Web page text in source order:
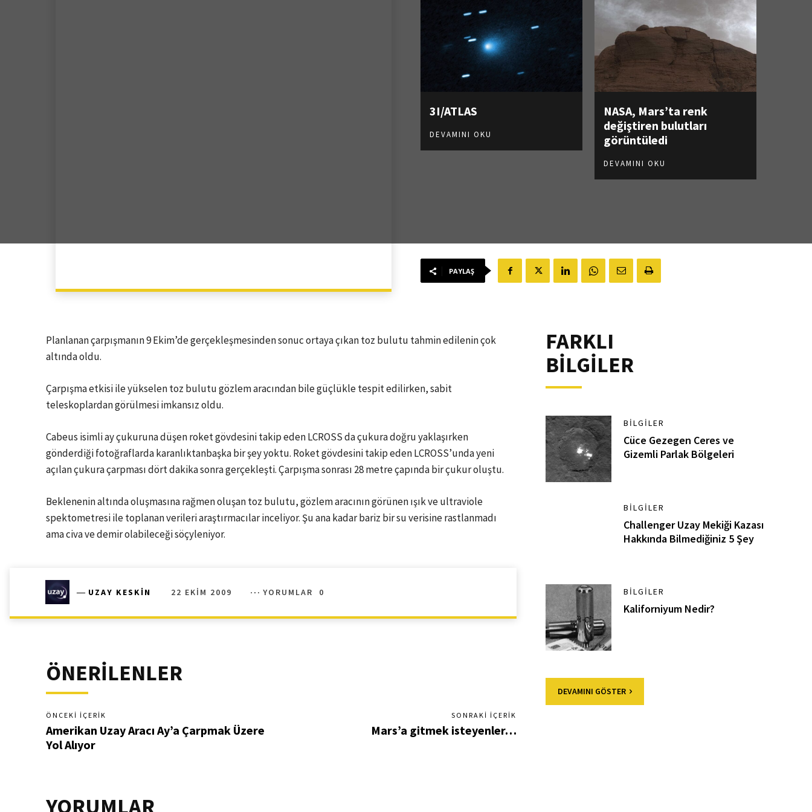
3I/ATLAS
DEVAMINI OKU
NASA, Mars’ta renk
değiştiren bulutları
görüntüledi
DEVAMINI OKU
PAYLAŞ
Planlanan çarpışmanın 9 Ekim’de gerçekleşmesinden sonuc ortaya çıkan toz bulutu tahmin edilenin çok
altında oldu.
Çarpışma etkisi ile yükselen toz bulutu gözlem aracından bile güçlükle tespit edilirken, sabit
teleskoplardan görülmesi imkansız oldu.
Cabeus isimli ay çukuruna düşen roket gövdesini takip eden LCROSS da çukura doğru yaklaşırken
gönderdiği fotoğraflarda karanlıktanbaşka bir şey yoktu. Roket gövdesini takip eden LCROSS’unda yeni
açılan çukura çarpması dört dakika sonra gerçekleşti. Çarpışma sonrası 28 metre çapında bir çukur oluştu.
Beklenenin altında oluşmasına rağmen oluşan toz bulutu, gözlem aracının görünen ışık ve ultraviole
spektometresi ile toplanan verileri araştırmacılar inceliyor. Şu ana kadar bariz bir su verisine rastlanmadı
ama civa ve demir olabileceği söçyleniyor.
― UZAY KESKIN 22 EKIM 2009 YORUMLAR 0
ÖNERİLENLER
ÖNCEKI İÇERIK
Amerikan Uzay Aracı Ay’a Çarpmak Üzere
Yol Alıyor
SONRAKI İÇERIK
Mars’a gitmek isteyenler…
YORUMLAR
FARKLI
BİLGİLER
BILGILER
Cüce Gezegen Ceres ve
Gizemli Parlak Bölgeleri
BILGILER
Challenger Uzay Mekiği Kazası
Hakkında Bilmediğiniz 5 Şey
BILGILER
Kaliforniyum Nedir?
DEVAMINI GÖSTER